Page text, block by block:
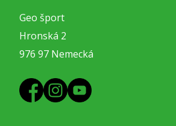
Geo šport
Hronská 2
976 97 Nemecká